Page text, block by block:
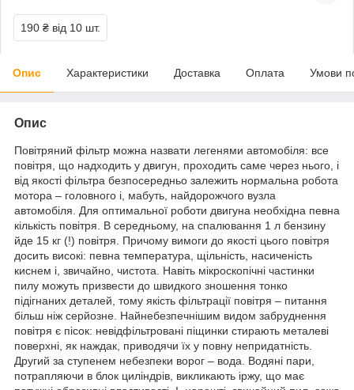
190 ₴ від 10 шт.
Опис Характеристики Доставка Оплата Умови
Опис
Повітряний фільтр можна назвати легенями автомобіля: все
повітря, що надходить у двигун, проходить саме через нього, і
від якості фільтра безпосередньо залежить нормальна робота
мотора – головного і, мабуть, найдорожчого вузла
автомобіля. Для оптимальної роботи двигуна необхідна певна
кількість повітря. В середньому, на спалювання 1 л бензину
йде 15 кг (!) повітря. Причому вимоги до якості цього повітря
досить високі: певна температура, щільність, насиченість
киснем і, звичайно, чистота. Навіть мікроскопічні частинки
пилу можуть призвести до швидкого зношення тонко
підігнаних деталей, тому якість фільтрації повітря – питання
більш ніж серйозне. Найнебезпечнішим видом забруднення
повітря є пісок: невідфільтровані піщинки стирають металеві
поверхні, як наждак, приводячи їх у повну непридатність.
Другий за ступенем небезпеки ворог – вода. Водяні пари,
потрапляючи в блок циліндрів, викликають іржу, що має